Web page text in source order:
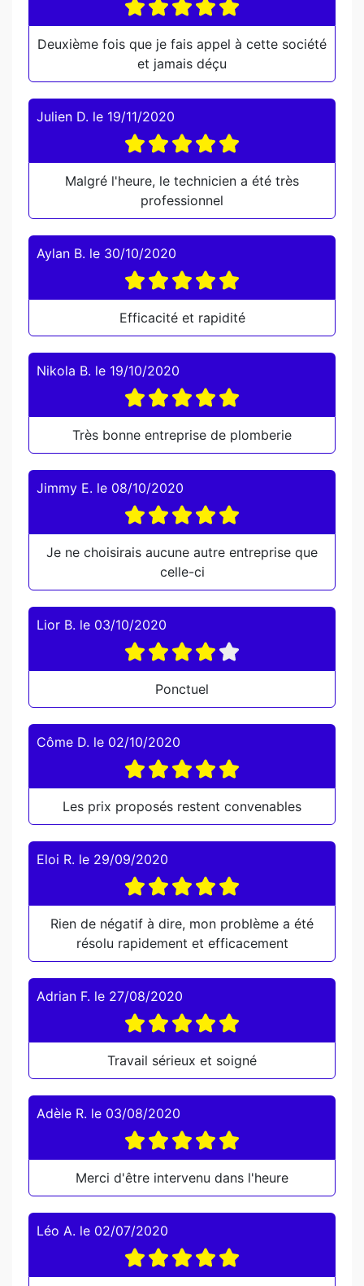
Deuxième fois que je fais appel à cette société
et jamais déçu
Julien D. le 19/11/2020
Malgré l'heure, le technicien a été très
professionnel
Aylan B. le 30/10/2020
Efficacité et rapidité
Nikola B. le 19/10/2020
Très bonne entreprise de plomberie
Jimmy E. le 08/10/2020
Je ne choisirais aucune autre entreprise que
celle-ci
Lior B. le 03/10/2020
Ponctuel
Côme D. le 02/10/2020
Les prix proposés restent convenables
Eloi R. le 29/09/2020
Rien de négatif à dire, mon problème a été
résolu rapidement et efficacement
Adrian F. le 27/08/2020
Travail sérieux et soigné
Adèle R. le 03/08/2020
Merci d'être intervenu dans l'heure
Léo A. le 02/07/2020